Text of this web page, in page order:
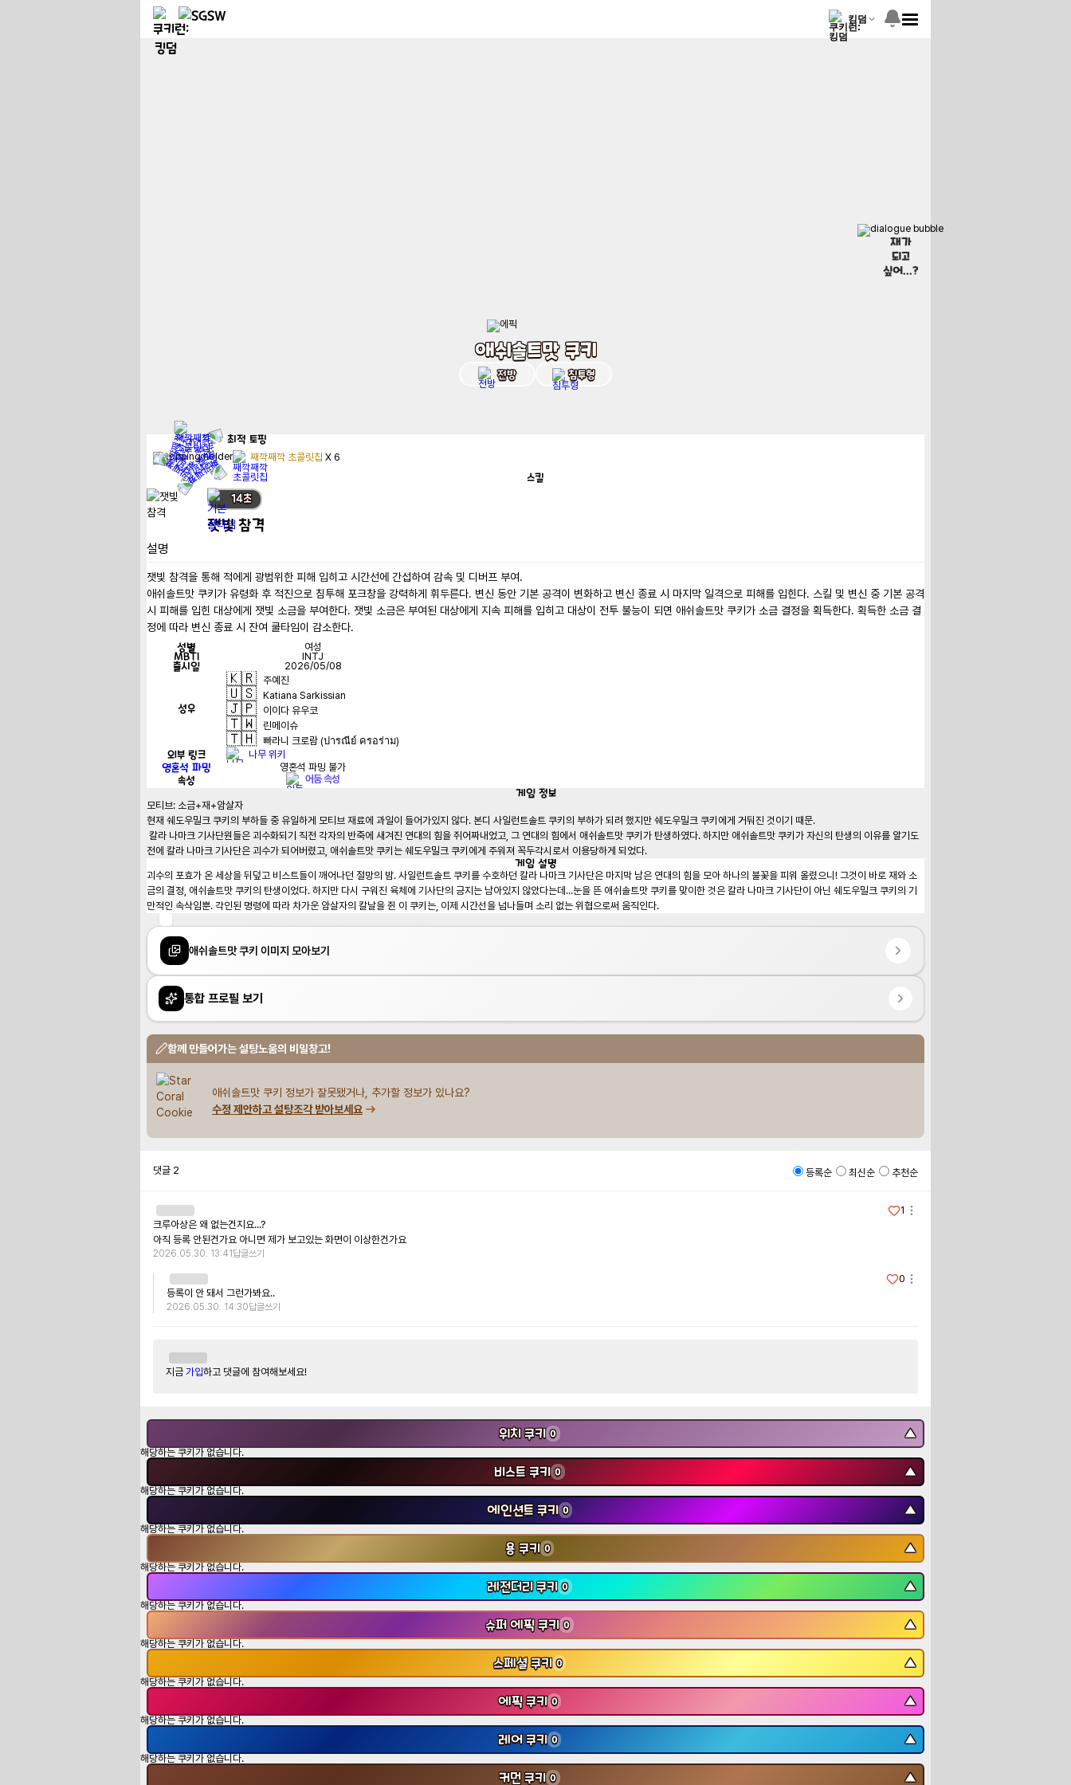
킹덤
재가
되고
싶어...?
애쉬솔트맛 쿠키
전방 침투형
최적 토핑
째깍째깍 초콜릿칩 X 6
스킬
14초
잿빛 참격
설명
잿빛 참격을 통해 적에게 광범위한 피해 입히고 시간선에 간섭하여 감속 및 디버프 부여.
애쉬솔트맛 쿠키가 유령화 후 적진으로 침투해 포크창을 강력하게 휘두른다. 변신 동안 기본 공격이 변화하고 변신 종료 시 마지막 일격으로 피해를 입힌다. 스킬 및 변신 중 기본 공격
시 피해를 입힌 대상에게 잿빛 소금을 부여한다. 잿빛 소금은 부여된 대상에게 지속 피해를 입히고 대상이 전투 불능이 되면 애쉬솔트맛 쿠키가 소금 결정을 획득한다. 획득한 소금 결
정에 따라 변신 종료 시 잔여 쿨타임이 감소한다.
성별 여성
MBTI INTJ
출시일 2026/05/08
성우
🇰🇷 주예진
🇺🇸 Katiana Sarkissian
🇯🇵 이이다 유우코
🇹🇼 린메이슈
🇹🇭 빠라니 크로람 (ปารณีย์ ครอร่าม)
외부 링크 나무 위키
영혼석 파밍 영혼석 파밍 불가
속성 어둠 속성
게임 정보
모티브: 소금+재+암살자
현재 쉐도우밀크 쿠키의 부하들 중 유일하게 모티브 재료에 과일이 들어가있지 않다. 본디 사일런트솔트 쿠키의 부하가 되려 했지만 쉐도우밀크 쿠키에게 거둬진 것이기 때문.
전에 칼라 나마크 기사단은 괴수가 되어버렸고, 애쉬솔트맛 쿠키는 쉐도우밀크 쿠키에게 주워져 꼭두각시로서 이용당하게 되었다.
게임 설명
괴수의 포효가 온 세상을 뒤덮고 비스트들이 깨어나던 절망의 밤. 사일런트솔트 쿠키를 수호하던 칼라 나마크 기사단은 마지막 남은 연대의 힘을 모아 하나의 불꽃을 피워 올렸으니! 그것이 바로 재와 소
금의 결정, 애쉬솔트맛 쿠키의 탄생이었다. 하지만 다시 구워진 육체에 기사단의 긍지는 남아있지 않았다는데...눈을 뜬 애쉬솔트맛 쿠키를 맞이한 것은 칼라 나마크 기사단이 아닌 쉐도우밀크 쿠키의 기
만적인 속삭임뿐. 각인된 명령에 따라 차가운 암살자의 칼날을 쥔 이 쿠키는, 이제 시간선을 넘나들며 소리 없는 위협으로써 움직인다.
애쉬솔트맛 쿠키 이미지 모아보기
통합 프로필 보기
함께 만들어가는 설탕노움의 비밀창고!
애쉬솔트맛 쿠키 정보가 잘못됐거나, 추가할 정보가 있나요?
수정 제안하고 설탕조각 받아보세요
댓글 2 등록순 최신순 추천순
1
크루아상은 왜 없는건지요...?
아직 등록 안된건가요 아니면 제가 보고있는 화면이 이상한건가요
2026.05.30. 13:41 답글쓰기
0
등록이 안 돼서 그런가봐요..
2026.05.30. 14:30답글쓰기
지금 가입하고 댓글에 참여해보세요!
위치 쿠키 0 ▼
해당하는 쿠키가 없습니다.
비스트 쿠키 0 ▼
해당하는 쿠키가 없습니다.
에인션트 쿠키 0 ▼
해당하는 쿠키가 없습니다.
용 쿠키 0 ▼
해당하는 쿠키가 없습니다.
레전더리 쿠키 0 ▼
해당하는 쿠키가 없습니다.
슈퍼 에픽 쿠키 0 ▼
해당하는 쿠키가 없습니다.
스페셜 쿠키 0 ▼
해당하는 쿠키가 없습니다.
에픽 쿠키 0 ▼
해당하는 쿠키가 없습니다.
레어 쿠키 0 ▼
해당하는 쿠키가 없습니다.
커먼 쿠키 0 ▼